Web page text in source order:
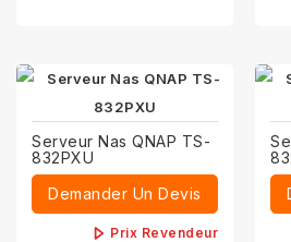
Serveur Nas QNAP TS-
832PXU
Demander Un Devis
Prix Revendeur